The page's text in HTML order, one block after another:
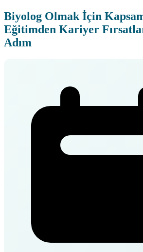
Biyolog Olmak İçin
Eğitimden Kariyer
Adım